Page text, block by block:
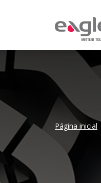
Página inicial
Página inicial